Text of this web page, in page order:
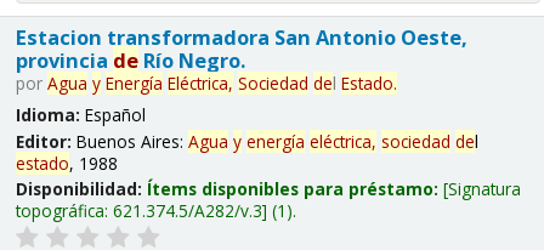
Estacion transformadora San Antonio Oeste,
provincia deRío Negro.
por Agua y Energía Eléctrica, Sociedad del Estado.
Idioma: Español
Editor: Buenos Aires: Agua y energía eléctrica, sociedad del
estado, 1988
Disponibilidad: Ítems disponibles para préstamo: Signatura
topográfica: 621.374.5/A282/v.3 (1).